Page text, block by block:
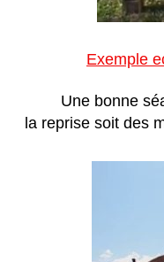
Exemple
Une bonne
la reprise soit des